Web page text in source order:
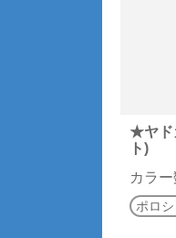
★ヤド
ト)
カラ
ポロ